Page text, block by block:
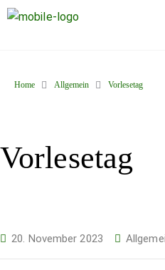
Home Allgemein Vorlesetag
Vorlesetag
20. November 2023